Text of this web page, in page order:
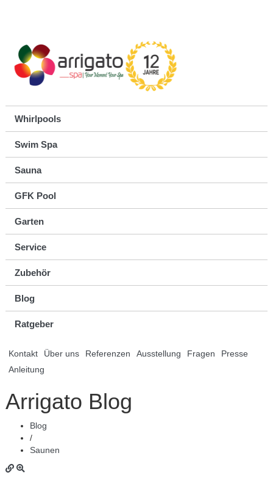
Whirlpools
Swim Spa
Sauna
GFK Pool
Garten
Service
Zubehör
Blog
Ratgeber
Kontakt Über uns Referenzen Ausstellung Fragen
Presse
Anleitung
Arrigato Blog
Blog
/
Saunen